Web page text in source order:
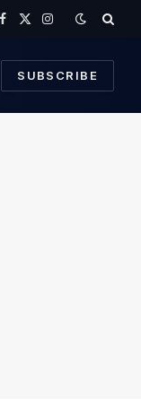
Facebook
X
Instagram
SUBSCRIBE